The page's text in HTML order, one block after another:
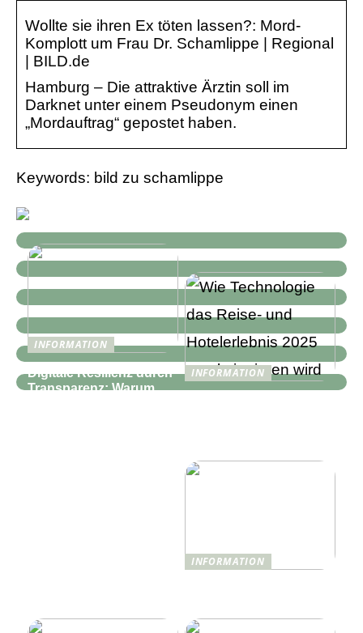
Wollte sie ihren Ex töten lassen?: Mord-
Komplott um Frau Dr. Schamlippe | Regional
| BILD.de
Hamburg – Die attraktive Ärztin soll im
Darknet unter einem Pseudonym einen
„Mordauftrag“ gepostet haben.
Keywords: bild zu schamlippe
INFORMATION
Digitale Resilienz durch
Transparenz: Warum
INFORMATION
INFORMATION